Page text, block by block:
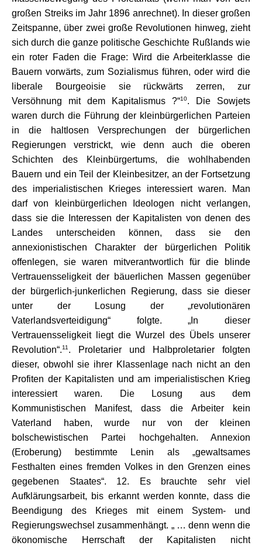
großen Streiks im Jahr 1896 anrechnet). In dieser großen
Zeitspanne, über zwei große Revolutionen hinweg, zieht
sich durch die ganze politische Geschichte Rußlands wie
ein roter Faden die Frage: Wird die Arbeiterklasse die
Bauern vorwärts, zum Sozialismus führen, oder wird die
liberale Bourgeoisie sie rückwärts zerren, zur
Versöhnung mit dem Kapitalismus ?“10. Die Sowjets
waren durch die Führung der kleinbürgerlichen Parteien
in die haltlosen Versprechungen der bürgerlichen
Regierungen verstrickt, wie denn auch die oberen
Schichten des Kleinbürgertums, die wohlhabenden
Bauern und ein Teil der Kleinbesitzer, an der Fortsetzung
des imperialistischen Krieges interessiert waren. Man
darf von kleinbürgerlichen Ideologen nicht verlangen,
dass sie die Interessen der Kapitalisten von denen des
Landes unterscheiden können, dass sie den
annexionistischen Charakter der bürgerlichen Politik
offenlegen, sie waren mitverantwortlich für die blinde
Vertrauensseligkeit der bäuerlichen Massen gegenüber
der bürgerlich-junkerlichen Regierung, dass sie dieser
unter der Losung der „revolutionären
Vaterlandsverteidigung“ folgte. „In dieser
Vertrauensseligkeit liegt die Wurzel des Übels unserer
Revolution“.11 . Proletarier und Halbproletarier folgten
dieser, obwohl sie ihrer Klassenlage nach nicht an den
Profiten der Kapitalisten und am imperialistischen Krieg
interessiert waren. Die Losung aus dem
Kommunistischen Manifest, dass die Arbeiter kein
Vaterland haben, wurde nur von der kleinen
bolschewistischen Partei hochgehalten. Annexion
(Eroberung) bestimmte Lenin als „gewaltsames
Festhalten eines fremden Volkes in den Grenzen eines
gegebenen Staates“. 12. Es brauchte sehr viel
Aufklärungsarbeit, bis erkannt werden konnte, dass die
Beendigung des Krieges mit einem System- und
Regierungswechsel zusammenhängt. „ … denn wenn die
ökonomische Herrschaft der Kapitalisten nicht